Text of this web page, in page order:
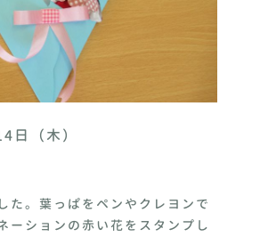
日（木）
た。葉っぱをペンやクレヨンで
ーションの赤い花をスタンプし